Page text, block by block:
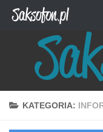
Przejdź do treści
KATEGORIA: